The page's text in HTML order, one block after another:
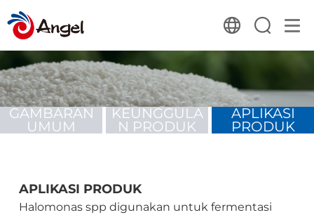
GAMBARAN
UMUM
KEUNGGULA
N PRODUK
APLIKASI
PRODUK
APLIKASI PRODUK
Halomonas spp digunakan untuk fermentasi